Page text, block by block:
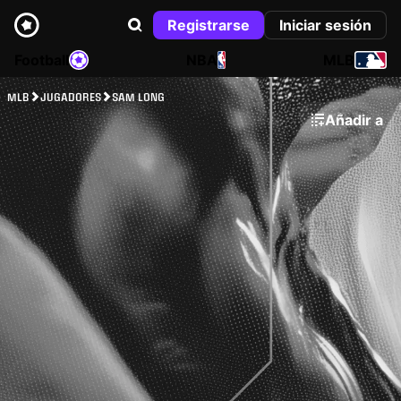
Registrarse
Iniciar sesión
NBA
MLB JUGADORES SAM LONG
Añadir a